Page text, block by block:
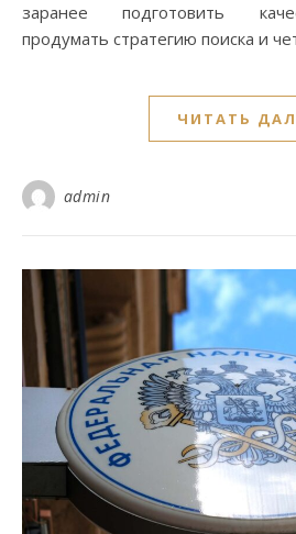
заранее подготовить
продумать стратегию поиска и
ЧИТАТЬ
admin